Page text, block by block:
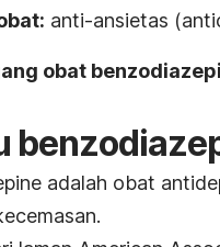
anti-ansietas
obat
adalah obat